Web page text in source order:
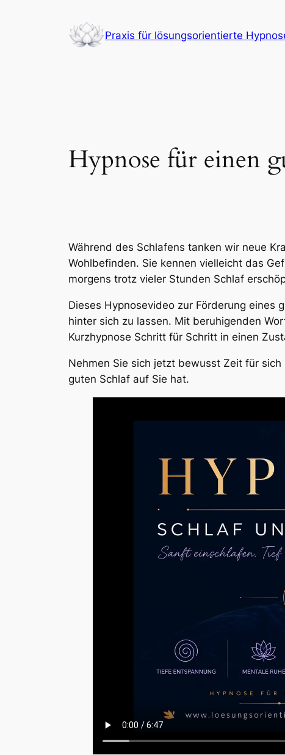
Praxis für lösungsorientierte
Hypnose für einen
Während des Schlafens tanken wir neue
Wohlbefinden. Sie kennen vielleicht das
morgens trotz vieler Stunden Schlaf
Dieses Hypnosevideo zur Förderung eines
hinter sich zu lassen. Mit beruhigenden
Kurzhypnose Schritt für Schritt in einen
Nehmen Sie sich jetzt bewusst Zeit für
guten Schlaf auf Sie hat.